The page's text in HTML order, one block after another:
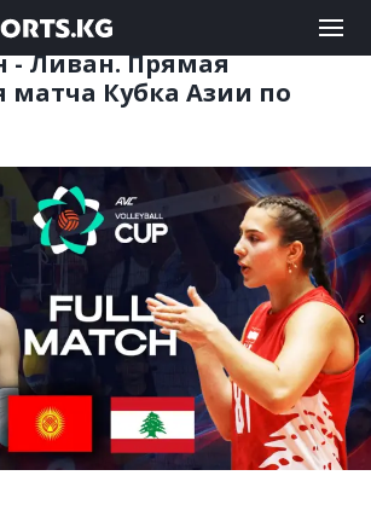
13.06.2026 00:37
- Ливан. Прямая
матча Кубка Азии по